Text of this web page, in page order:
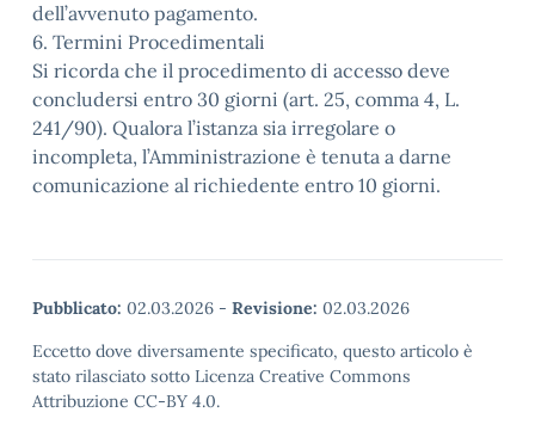
dell’avvenuto pagamento.
6. Termini Procedimentali
Si ricorda che il procedimento di accesso deve
concludersi entro 30 giorni (art. 25, comma 4, L.
241/90). Qualora l’istanza sia irregolare o
incompleta, l’Amministrazione è tenuta a darne
comunicazione al richiedente entro 10 giorni.
Pubblicato: 02.03.2026 - Revisione: 02.03.2026
Eccetto dove diversamente specificato, questo articolo è
stato rilasciato sotto Licenza Creative Commons
Attribuzione CC-BY 4.0.